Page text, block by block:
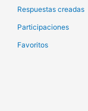
Respuestas creadas
Participaciones
Favoritos